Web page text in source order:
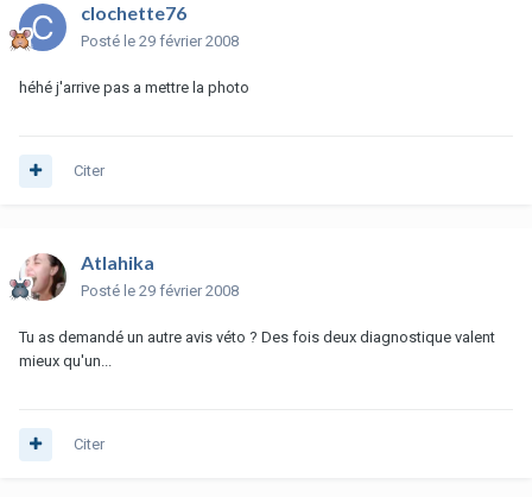
clochette76
Posté le 29 février 2008
héhé j'arrive pas a mettre la photo
Citer
Atlahika
Posté le 29 février 2008
Tu as demandé un autre avis véto ? Des fois deux diagnostique valent
mieux qu'un...
Citer